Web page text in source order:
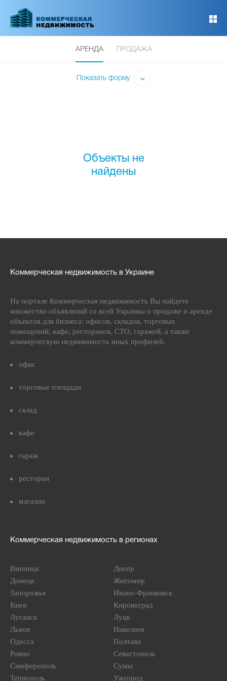
основному
АРЕНДА ПРОДАЖА
Показать форму
Объекты не
найдены
Коммерческая недвижимость в Украине
На портале Коммерческая недвижимость Вы найдете
множество объявлений со всей Украины о продаже и аренде
объектов для бизнеса: офисов, складов, торговых
помещений, кафе, ресторанов, СТО, гаражей, а также
коммерческую недвижимость иных профилей.
офис
торговые площади
склад
кафе
гараж
ресторан
магазин
Коммерческая недвижимость в регионах
Винница
Днепр
Донецк
Житомир
Запорожье
Ивано-Франковск
Киев
Кировоград
Луганск
Луцк
Львов
Николаев
Одесса
Полтава
Ровно
Севастополь
Симферополь
Сумы
Тернополь
Ужгород